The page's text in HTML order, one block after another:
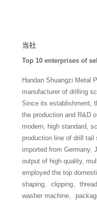
当社
Top 10 enterprises of
Handan Shuangzi Metal
manufacturer of drilling
Since its establishment,
the production and R&D
modern, high standard,
production line of drill tail
imported from Germany,
output of high quality,
employed the top
shaping、clipping、
washer machine、